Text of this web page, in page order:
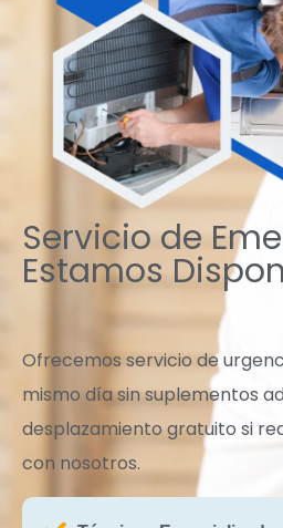
Servicio de
Estamos
Ofrecemos servicio de
mismo día sin suplementos
desplazamiento gratuito si
con nosotros.